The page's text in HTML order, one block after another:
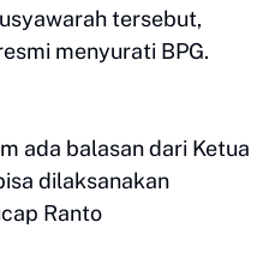
tersebut,
menyurati BPG.
ada balasan dari Ketua
dilaksanakan
Ranto